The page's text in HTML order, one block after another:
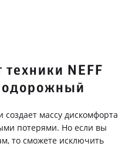
NEFF
массу дискомфорта
потерями. Но если вы
то сможете исключить